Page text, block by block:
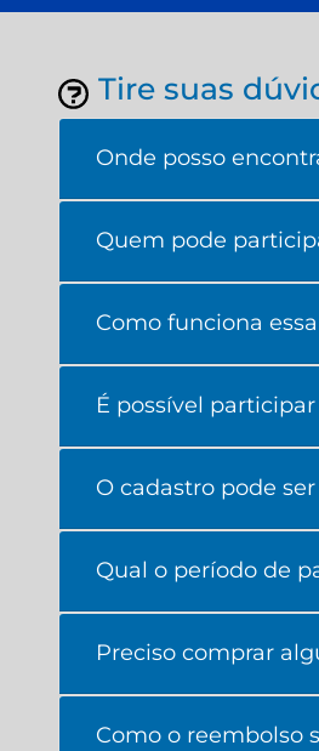
Tire suas
Onde posso
Quem pode
Como funciona
É possível
O cadastro pode
Qual o período de
Preciso comprar
Como o reembolso